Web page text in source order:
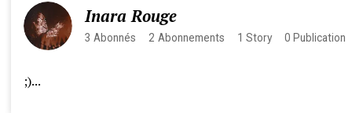
Inara Rouge
3 Abonnés 2 Abonnements 1 Story 0 Publication
;)...